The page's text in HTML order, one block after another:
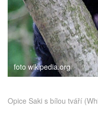
foto wikipedia.org
Opice Saki s bílou tváří